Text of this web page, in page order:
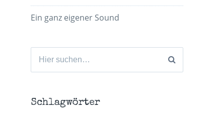
Ein ganz eigener Sound
Suchen
Schlagwörter